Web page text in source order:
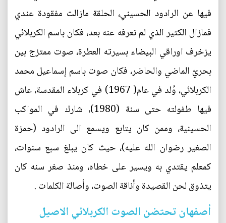
فيها عن الرادود الحسيني، الحلقة مازالت مفقودة عندي
فمازال الكثير الذي لم نعرفه عنه بعد، فكان باسم الكربلائي
يزخرف اوراقي البيضاء بسيرته العطرة، صوت ممتزج بين
بحريّ الماضي والحاضر، فكان صوت باسم إسماعيل محمد
الكربلائي، وُلد في عام( 1967) في كربلاء المقدسة، عاش
فيها طفولته حتى سنة (1980)، شارك في المواكب
الحسينية، وممن كان يتابع ويسمع الى الرادود (حمزة
الصغير رضوان الله عليه)، حيث كان يبلغ سبع سنوات،
كمعلم يقتدي به ويسير على خطاه، ومنذ صغر سنه كان
يتذوق لحن القصيدة وأناقة الصوت، وأصالة الكلمات .
أصفهان تحتضن الصوت الكربلائي الاصيل